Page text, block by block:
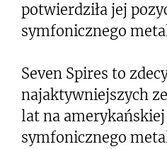
potwierdziła jej
symfonicznego
Seven Spires to
najaktywniejszych
lat na amerykańskiej
symfonicznego